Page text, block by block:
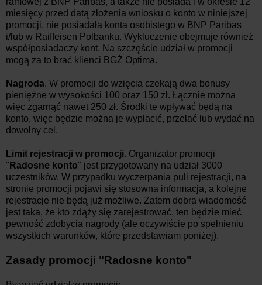
miesięcy przed datą złożenia wniosku o konto w niniejszej
promocji, nie posiadała konta osobistego w BNP Paribas
i/lub w Raiffeisen Polbanku. Wykluczenie obejmuje również
współposiadaczy kont. Na szczęście udział w promocji
mogą za to brać klienci BGŻ Optima.
Nagroda. W promocji do wzięcia czekają dwa bonusy
pieniężne w wysokości 100 oraz 150 zł. Łącznie można
więc zgarnąć nawet 250 zł. Środki te wpływać będą na
konto, więc będzie można je wypłacić, przelać lub wydać na
dowolny cel.
Limit rejestracji w promocji. Organizator promocji
" Radosne konto" jest przygotowany na udział 3000
uczestników. W przypadku wyczerpania puli rejestracji, na
stronie promocji pojawi się stosowna informacja, a kolejne
rejestracje nie będą już możliwe. Zatem dobra wiadomość
jest taka, że kto zdąży się zarejestrować, ten będzie mieć
pewność zdobycia nagrody (ale oczywiście po spełnieniu
wszystkich warunków, które przedstawiam poniżej).
Zasady promocji "Radosne konto"